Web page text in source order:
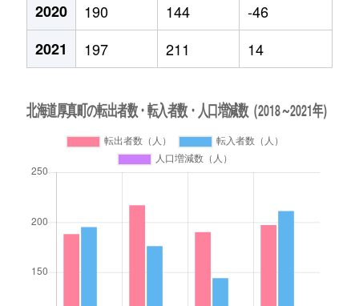
2020
190 144
-46
2021
197 211 14